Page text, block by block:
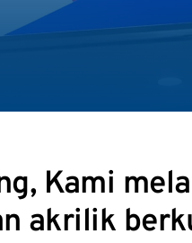
Kami
akrilik